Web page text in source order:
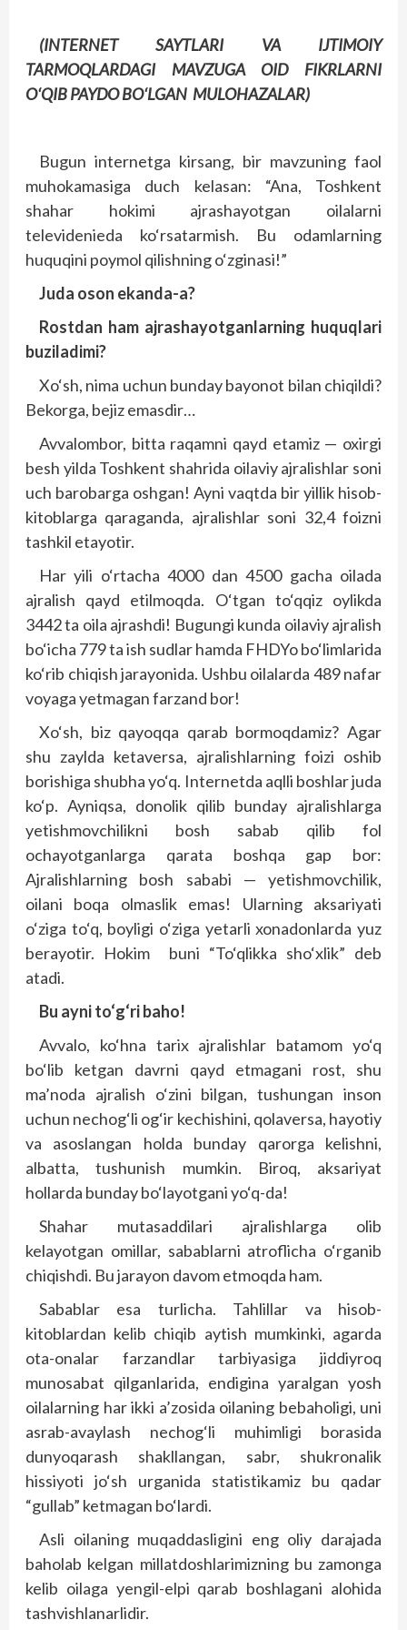
(INTERNET SAYTLARI VA IJTIMOIY
TARMOQLARDAGI MAVZUGA OID FIKRLARNI
O‘QIB PAYDO BO‘LGAN MULOHAZALAR)
Bugun internetga kirsang, bir mavzuning faol
muhokamasiga duch kelasan: “Ana, Toshkent
shahar hokimi ajrashayotgan oilalarni
televidenieda ko‘rsatarmish. Bu odamlarning
huquqini poymol qilishning o‘zginasi!”
Juda oson ekanda-a?
Rostdan ham ajrashayotganlarning huquqlari
buziladimi?
Xo‘sh, nima uchun bunday bayonot bilan chiqildi?
Bekorga, bejiz emasdir…
Avvalombor, bitta raqamni qayd etamiz — oxirgi
besh yilda Toshkent shahrida oilaviy ajralishlar soni
uch barobarga oshgan! Ayni vaqtda bir yillik hisob-
kitoblarga qaraganda, ajralishlar soni 32,4 foizni
tashkil etayotir.
Har yili o‘rtacha 4000 dan 4500 gacha oilada
ajralish qayd etilmoqda. O‘tgan to‘qqiz oylikda
3442 ta oila ajrashdi! Bugungi kunda oilaviy ajralish
bo‘icha 779 ta ish sudlar hamda FHDYo bo‘limlarida
ko‘rib chiqish jarayonida. Ushbu oilalarda 489 nafar
voyaga yetmagan farzand bor!
Xo‘sh, biz qayoqqa qarab bormoqdamiz? Agar
shu zaylda ketaversa, ajralishlarning foizi oshib
borishiga shubha yo‘q. Internetda aqlli boshlar juda
ko‘p. Ayniqsa, donolik qilib bunday ajralishlarga
yetishmovchilikni bosh sabab qilib fol
ochayotganlarga qarata boshqa gap bor:
Ajralishlarning bosh sababi — yetishmovchilik,
oilani boqa olmaslik emas! Ularning aksariyati
o‘ziga to‘q, boyligi o‘ziga yetarli xonadonlarda yuz
berayotir. Hokim buni “To‘qlikka sho‘xlik” deb
atadi.
Bu ayni to‘g‘ri baho!
Avvalo, ko‘hna tarix ajralishlar batamom yo‘q
bo‘lib ketgan davrni qayd etmagani rost, shu
ma’noda ajralish o‘zini bilgan, tushungan inson
uchun nechog‘li og‘ir kechishini, qolaversa, hayotiy
va asoslangan holda bunday qarorga kelishni,
albatta, tushunish mumkin. Biroq, aksariyat
hollarda bunday bo‘layotgani yo‘q-da!
Shahar mutasaddilari ajralishlarga olib
kelayotgan omillar, sabablarni atroflicha o‘rganib
chiqishdi. Bu jarayon davom etmoqda ham.
Sabablar esa turlicha. Tahlillar va hisob-
kitoblardan kelib chiqib aytish mumkinki, agarda
ota-onalar farzandlar tarbiyasiga jiddiyroq
munosabat qilganlarida, endigina yaralgan yosh
oilalarning har ikki a’zosida oilaning bebaholigi, uni
asrab-avaylash nechog‘li muhimligi borasida
dunyoqarash shakllangan, sabr, shukronalik
hissiyoti jo‘sh urganida statistikamiz bu qadar
“gullab” ketmagan bo‘lardi.
Asli oilaning muqaddasligini eng oliy darajada
baholab kelgan millatdoshlarimizning bu zamonga
kelib oilaga yengil-elpi qarab boshlagani alohida
tashvishlanarlidir.